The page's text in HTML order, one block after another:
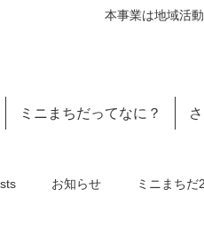
本事業は地域活
ミニまちだってなに？
お知らせ ミニまち